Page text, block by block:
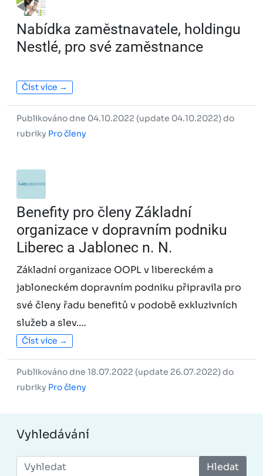
Nabídka zaměstnavatele, holdingu
Nestlé, pro své zaměstnance
Číst více →
Publikováno dne 04.10.2022 (update 04.10.2022) do
rubriky Pro členy
Benefity pro členy Základní
organizace v dopravním podniku
Liberec a Jablonec n. N.
Základní organizace OOPL v libereckém a
jabloneckém dopravním podniku připravila pro
své členy řadu benefitů v podobě exkluzivních
služeb a slev.…
Číst více →
Publikováno dne 18.07.2022 (update 26.07.2022) do
rubriky Pro členy
Vyhledávání
Hledat